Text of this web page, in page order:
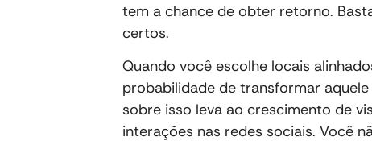
tem a chance de obter retorno.
certos.
Quando você escolhe locais
probabilidade de transformar
sobre isso leva ao crescimento de
interações nas redes sociais. Você